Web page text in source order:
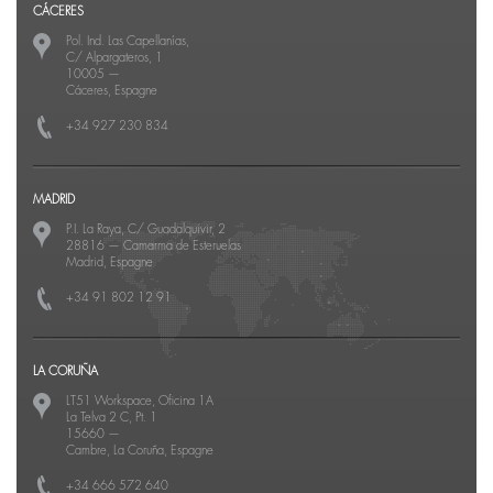
CÁCERES
Pol. Ind. Las Capellanías,
C/ Alpargateros, 1
10005 —
Cáceres, Espagne
+34 927 230 834
MADRID
P.I. La Raya, C/ Guadalquivir, 2
28816 — Camarma de Esteruelas
Madrid, Espagne
+34 91 802 12 91
LA CORUÑA
LT51 Workspace, Oficina 1A
La Telva 2 C, Pt. 1
15660 —
Cambre, La Coruña, Espagne
+34 666 572 640